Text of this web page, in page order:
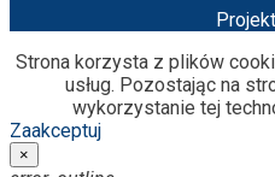
Strona korzysta z plików
usług. Pozostając na
wykorzystanie tej
Zaakceptuj
×